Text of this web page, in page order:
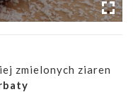
zmielonych ziaren